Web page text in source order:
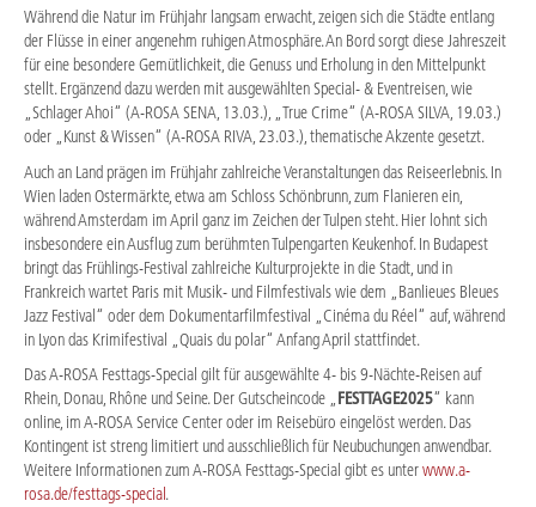
Während die Natur im Frühjahr langsam erwacht, zeigen sich die Städte entlang
der Flüsse in einer angenehm ruhigen Atmosphäre. An Bord sorgt diese Jahreszeit
für eine besondere Gemütlichkeit, die Genuss und Erholung in den Mittelpunkt
stellt. Ergänzend dazu werden mit ausgewählten Special- & Eventreisen, wie
„Schlager Ahoi“ (A-ROSA SENA, 13.03.), „True Crime“ (A-ROSA SILVA, 19.03.)
oder „Kunst & Wissen“ (A-ROSA RIVA, 23.03.), thematische Akzente gesetzt.
Auch an Land prägen im Frühjahr zahlreiche Veranstaltungen das Reiseerlebnis. In
Wien laden Ostermärkte, etwa am Schloss Schönbrunn, zum Flanieren ein,
während Amsterdam im April ganz im Zeichen der Tulpen steht. Hier lohnt sich
insbesondere ein Ausflug zum berühmten Tulpengarten Keukenhof. In Budapest
bringt das Frühlings-Festival zahlreiche Kulturprojekte in die Stadt, und in
Frankreich wartet Paris mit Musik- und Filmfestivals wie dem „Banlieues Bleues
Jazz Festival“ oder dem Dokumentarfilmfestival „Cinéma du Réel“ auf, während
in Lyon das Krimifestival „Quais du polar“ Anfang April stattfindet.
Das A-ROSA Festtags-Special gilt für ausgewählte 4- bis 9-Nächte-Reisen auf
Rhein, Donau, Rhône und Seine. Der Gutscheincode „FESTTAGE2025“ kann
online, im A-ROSA Service Center oder im Reisebüro eingelöst werden. Das
Kontingent ist streng limitiert und ausschließlich für Neubuchungen anwendbar.
Weitere Informationen zum A-ROSA Festtags-Special gibt es unterwww.a-
rosa.de/festtags-special.